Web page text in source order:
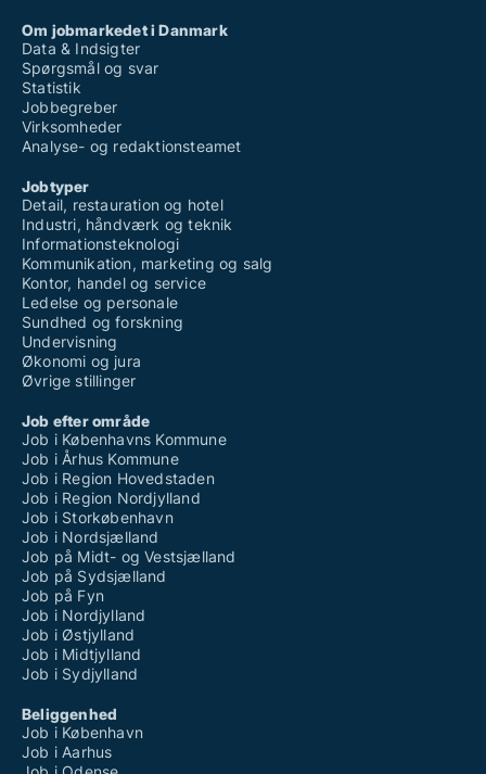
Om jobmarkedet i Danmark
Data & Indsigter
Spørgsmål og svar
Statistik
Jobbegreber
Virksomheder
Analyse- og redaktionsteamet
Jobtyper
Detail, restauration og hotel
Industri, håndværk og teknik
Informationsteknologi
Kommunikation, marketing og salg
Kontor, handel og service
Ledelse og personale
Sundhed og forskning
Undervisning
Økonomi og jura
Øvrige stillinger
Job efter område
Job i Københavns Kommune
Job i Århus Kommune
Job i Region Hovedstaden
Job i Region Nordjylland
Job i Storkøbenhavn
Job i Nordsjælland
Job på Midt- og Vestsjælland
Job på Sydsjælland
Job på Fyn
Job i Nordjylland
Job i Østjylland
Job i Midtjylland
Job i Sydjylland
Beliggenhed
Job i København
Job i Aarhus